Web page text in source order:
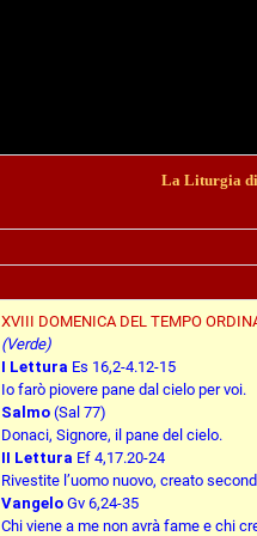
La Liturgia
XVIII DOMENICA DEL TEMPO
(Verde)
I Lettura Es 16,2-4.12-15
Io farò piovere pane dal cielo per voi.
Salmo(Sal 77)
Donaci, Signore, il pane del cielo.
II Lettura Ef 4,17.20-24
Rivestite l’uomo nuovo, creato
VangeloGv 6,24-35
Chi viene a me non avrà fame e chi